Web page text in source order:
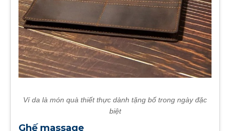
Ví da là món quà thiết thực dành tặng bố trong ngày đặc
biệt
Ghế massage